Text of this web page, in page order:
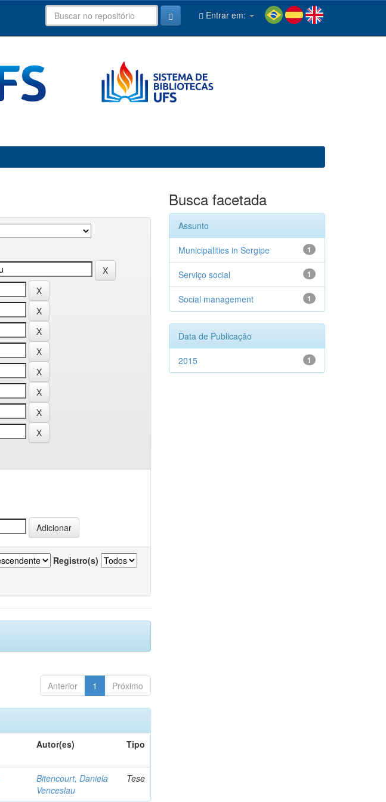
Entrar em:
Registro(s)
Anterior 1 Próximo
Autor(es) Tipo
Bitencourt, Daniela
Venceslau
Tese
Busca facetada
Assunto
1
Municipalities in Sergipe
1
Serviço social
1
Social management
Data de Publicação
1
2015